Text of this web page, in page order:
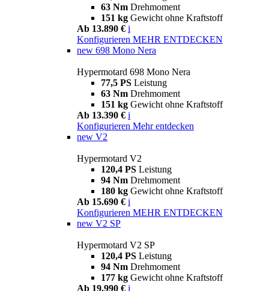
63 Nm Drehmoment
151 kg Gewicht ohne Kraftstoff
Ab 13.890 € i
Konfigurieren MEHR ENTDECKEN
new 698 Mono Nera
Hypermotard 698 Mono Nera
77,5 PS Leistung
63 Nm Drehmoment
151 kg Gewicht ohne Kraftstoff
Ab 13.390 € i
Konfigurieren Mehr entdecken
new V2
Hypermotard V2
120,4 PS Leistung
94 Nm Drehmoment
180 kg Gewicht ohne Kraftstoff
Ab 15.690 € i
Konfigurieren MEHR ENTDECKEN
new V2 SP
Hypermotard V2 SP
120,4 PS Leistung
94 Nm Drehmoment
177 kg Gewicht ohne Kraftstoff
Ab 19.990 € i